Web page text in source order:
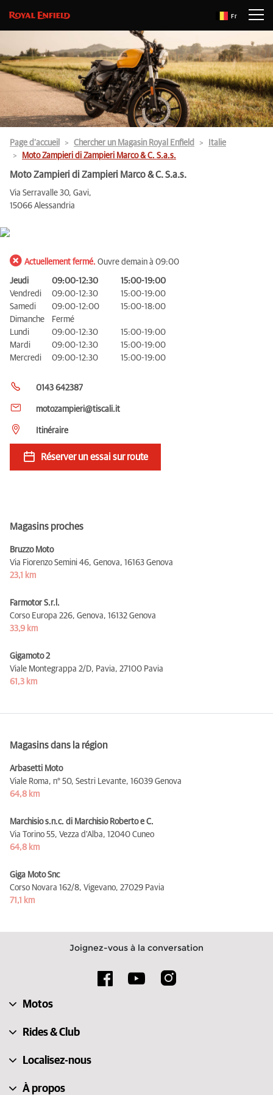
Fr
Page d’accueil Chercher un Magasin Royal Enfield
Italie
Moto Zampieri di Zampieri Marco & C. S.a.s.
Moto Zampieri di Zampieri Marco & C. S.a.s.
Via Serravalle 30, Gavi,
15066 Alessandria
Actuellement fermé. Ouvre demain à 09:00
Jeudi 09:00-12:30
15:00-19:00
Vendredi
09:00-12:30
15:00-19:00
Samedi
09:00-12:00
15:00-18:00
Dimanche
Fermé
Lundi
09:00-12:30
15:00-19:00
Mardi
09:00-12:30
15:00-19:00
Mercredi
09:00-12:30 15:00-19:00
0143 642387
motozampieri@tiscali.it
Itinéraire
Réserver un essai sur route
Magasins proches
Bruzzo Moto
Via Fiorenzo Semini 46, Genova, 16163 Genova
23,1 km
Farmotor S.r.l.
Corso Europa 226, Genova, 16132 Genova
33,9 km
Gigamoto 2
Viale Montegrappa 2/D, Pavia, 27100 Pavia
61,3 km
Magasins dans la région
Arbasetti Moto
Viale Roma, n° 50, Sestri Levante, 16039 Genova
64,8 km
Marchisio s.n.c. di Marchisio Roberto e C.
Via Torino 55, Vezza d'Alba, 12040 Cuneo
64,8 km
Giga Moto Snc
Corso Novara 162/8, Vigevano, 27029 Pavia
71,1 km
Joignez-vous à la conversation
Motos
Rides & Club
Localisez-nous
À propos